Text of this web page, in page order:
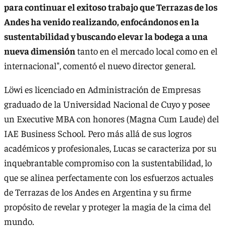
para continuar el exitoso trabajo que Terrazas de los
Andes ha venido realizando, enfocándonos en la
sustentabilidad y buscando elevar la bodega a una
nueva dimensióntanto en el mercado local como en el
internacional", comentó el nuevo director general.
Löwi es licenciado en Administración de Empresas
graduado de la Universidad Nacional de Cuyo y posee
un Executive MBA con honores (Magna Cum Laude) del
IAE Business School. Pero más allá de sus logros
académicos y profesionales, Lucas se caracteriza por su
inquebrantable compromiso con la sustentabilidad, lo
que se alinea perfectamente con los esfuerzos actuales
de Terrazas de los Andes en Argentina y su firme
propósito de revelar y proteger la magia de la cima del
mundo.